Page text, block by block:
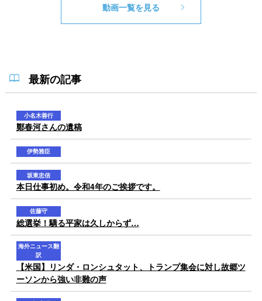
動画一覧を見る
最新の記事